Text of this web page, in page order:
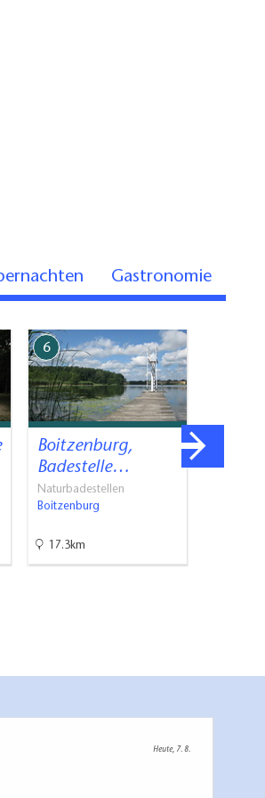
Gastronomie
6
Boitzenburg,
Badestelle…
Naturbadestellen
Boitzenburg
17.3km
Heute, 7. 8.